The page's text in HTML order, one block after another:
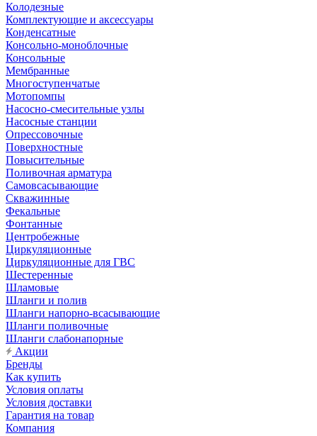
Колодезные
Комплектующие и аксессуары
Конденсатные
Консольно-моноблочные
Консольные
Мембранные
Многоступенчатые
Мотопомпы
Насосно-смесительные узлы
Насосные станции
Опрессовочные
Поверхностные
Повысительные
Поливочная арматура
Самовсасывающие
Скважинные
Фекальные
Фонтанные
Центробежные
Циркуляционные
Циркуляционные для ГВС
Шестеренные
Шламовые
Шланги и полив
Шланги напорно-всасывающие
Шланги поливочные
Шланги слабонапорные
Акции
Бренды
Как купить
Условия оплаты
Условия доставки
Гарантия на товар
Компания